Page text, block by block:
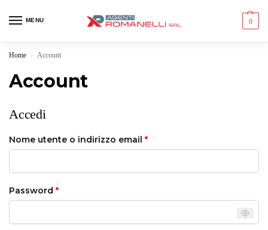
MENU 0
Home / Account
Account
Accedi
Nome utente o indirizzo email *
Password *